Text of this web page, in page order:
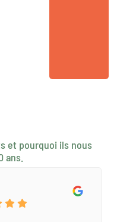
et pourquoi ils nous
ans.